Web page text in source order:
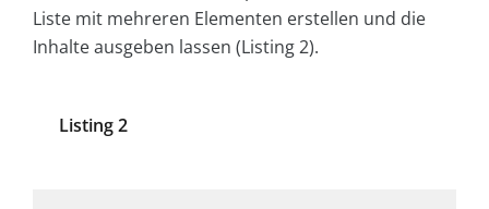
Liste mit mehreren Elementen erstellen und die
Inhalte ausgeben lassen (Listing 2).
Listing 2